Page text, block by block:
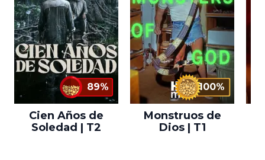
89%
Cien Años de
Soledad | T2
100%
Monstruos de
Dios | T1